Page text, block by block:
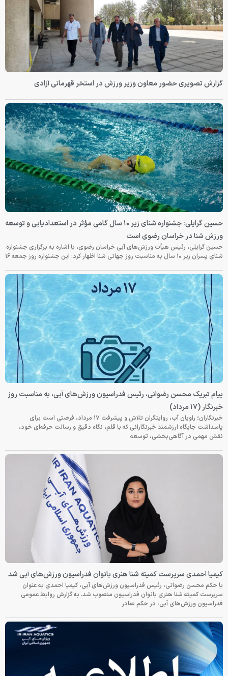
گزارش تصویری حضور معاون وزیر ورزش در استخر قهرمانی آزادی
حسین گرایلی: جشنواره شنای زیر ۱۰ سال گامی مؤثر در استعدادیابی و توسعه
ورزش شنا در خراسان رضوی است
حسین گرایلی، رئیس هیأت ورزش‌های آبی خراسان رضوی، با اشاره به برگزاری جشنواره
شنای پسران زیر ۱۰ سال به مناسبت روز جهانی شنا اظهار کرد: این جشنواره روز جمعه‌ ۱۶
پیام تبریک محسن رضوانی، رئیس فدراسیون ورزش‌های آبی، به مناسبت روز
خبرنگار (۱۷ مرداد)
خبرنگاران؛ راویان آب، روایتگران تلاش و پیشرفت ۱۷ مرداد، فرصتی است برای
پاسداشت جایگاه ارزشمند خبرنگارانی که با قلم، نگاه دقیق و رسالت حرفه‌ای خود،
نقش مهمی در آگاهی‌بخشی، توسعه
کیمیا احمدی سرپرست کمیته شنا هنری بانوان فدراسیون ورزش‌های آبی شد
با حکم محسن رضوانی، رئیس فدراسیون ورزش‌های آبی، کیمیا احمدی به عنوان
سرپرست کمیته شنا هنری بانوان فدراسیون منصوب شد. به گزارش روابط عمومی
فدراسیون ورزش‌های آبی، در حکم صادر